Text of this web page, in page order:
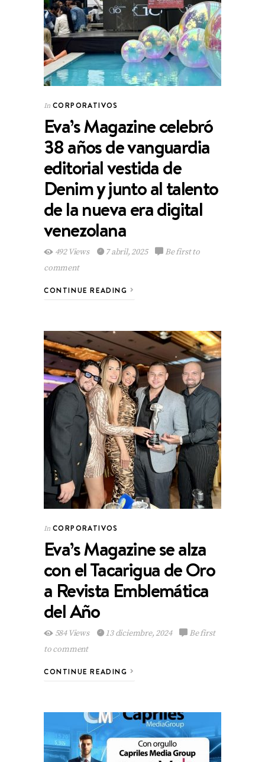
In CORPORATIVOS
Eva’s Magazine celebró
38 años de vanguardia
editorial vestida de
Denim y junto al talento
de la nueva era digital
venezolana
492 Views 7 abril, 2025
Be first to
comment
CONTINUE READING
In CORPORATIVOS
Eva’s Magazine se alza
con el Tacarigua de Oro
a Revista Emblemática
del Año
584 Views 13 diciembre, 2024
Be first
to comment
CONTINUE READING